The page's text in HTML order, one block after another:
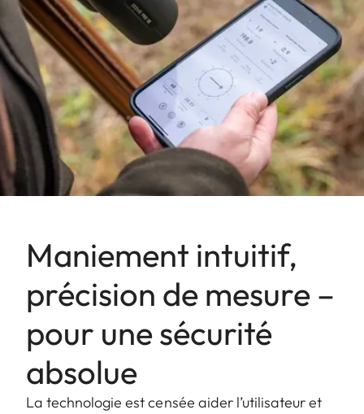
Maniement intuitif,
précision de mesure –
pour une sécurité
absolue
La technologie est censée aider l’utilisateur et